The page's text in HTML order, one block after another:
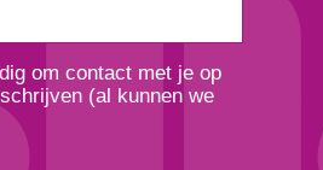
om contact met je op
(al kunnen we